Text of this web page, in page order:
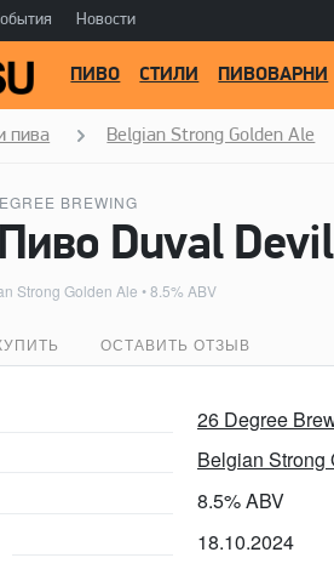
Новости
ПИВО СТИЛИ ПИВОВАРНИ
пива Belgian Strong Golden Ale
BREWING
Пиво Duval
Strong Golden Ale • 8.5% ABV
ОСТАВИТЬ ОТЗЫВ
26 Degree
Belgian Strong
8.5% ABV
18.10.2024